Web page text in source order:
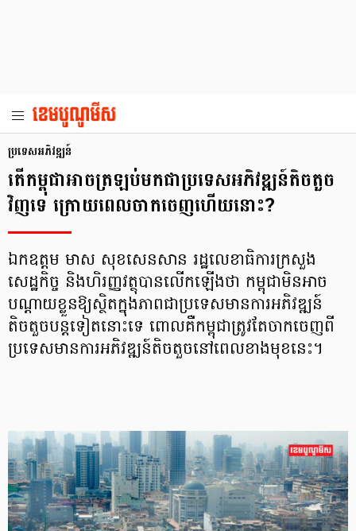
ប្រទេសអភិវឌ្ឍន៍
តើកម្ពុជាអាចត្រឡប់មកជាប្រទេសអភិវឌ្ឍន៍តិចតួច
វិញទេ ក្រោយពេលចាកចេញហើយនោះ?
ឯកឧត្តម មាស សុខសេនសាន រដ្ឋលេខាធិការក្រសួង
សេដ្ឋកិច្ច និងហិរញ្ញវត្ថុបានលើកឡើងថា កម្ពុជាមិនអាច
បណ្តាយខ្លួនឱ្យស្ថិតក្នុងភាពជាប្រទេសមានការអភិវឌ្ឍន៍
តិចតួចបន្តទៀតនោះទេ ពោលគឺកម្ពុជាត្រូវតែចាកចេញពី
ប្រទេសមានការអភិវឌ្ឍន៍តិចតួចនៅពេលខាងមុខនេះ។